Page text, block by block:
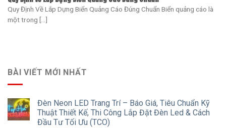
Quy Định Về Lắp Dựng Biển Quảng Cáo Đúng Chuẩn Biển quảng cáo là
một trong [...]
BÀI VIẾT MỚI NHẤT
Đèn Neon LED Trang Trí – Báo Giá, Tiêu Chuẩn Kỹ
Thuật Thiết Kế, Thi Công Lắp Đặt Đèn Led & Cách
Đầu Tư Tối Ưu (TCO)